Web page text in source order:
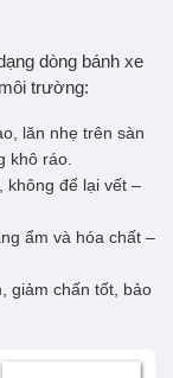
dòng bánh xe
trường:
lăn nhẹ trên sàn
khô ráo.
không để lại vết –
ẩm và hóa chất –
giảm chấn tốt, bảo